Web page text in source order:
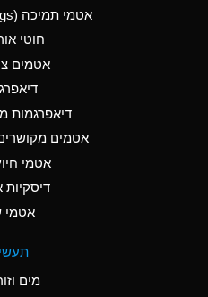
Aluminum Phosphate
Ammonia Anhydrous
Ammonia Gas (cold)
Ammonia Gas (hot)
אטמי תמיכה (Back-up Rings)
חוטי
אטמים
דיאפרגמות
אטמים
אטמי
אטמי
מים